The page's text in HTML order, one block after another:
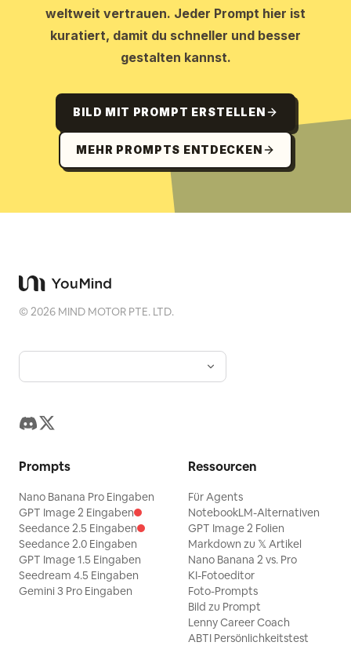
weltweit vertrauen. Jeder Prompt hier ist
kuratiert, damit du schneller und besser
gestalten kannst.
BILD MIT PROMPT ERSTELLEN
MEHR PROMPTS ENTDECKEN
©2026 MIND MOTOR PTE. LTD.
Prompts
Nano Banana Pro Eingaben
GPT Image 2 Eingaben
Seedance 2.5 Eingaben
Seedance 2.0 Eingaben
GPT Image 1.5 Eingaben
Seedream 4.5 Eingaben
Gemini 3 Pro Eingaben
Ressourcen
Für Agents
NotebookLM-Alternativen
GPT Image 2 Folien
Markdown zu 𝕏 Artikel
Nano Banana 2 vs. Pro
KI-Fotoeditor
Foto-Prompts
Bild zu Prompt
Lenny Career Coach
ABTI Persönlichkeitstest